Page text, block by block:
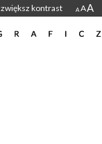
zwiększ kontrast A AA